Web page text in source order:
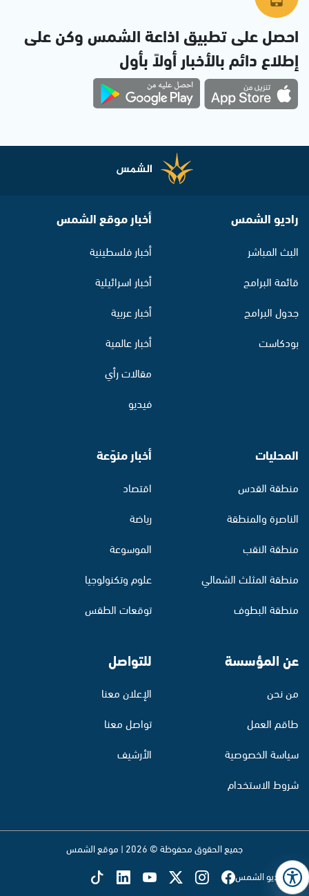
احصل على تطبيق اذاعة الشمس وكن على
إطلاع دائم بالأخبار أولاً بأول
راديو الشمس
البث المباشر
قائمة البرامج
جدول البرامج
بودكاست
أخبار موقع الشمس
أخبار فلسطينية
أخبار اسرائيلية
أخبار عربية
أخبار عالمية
مقالات رأي
فيديو
المحليات
منطقة القدس
الناصرة والمنطقة
منطقة النقب
منطقة المثلث الشمالي
منطقة البطوف
أخبار منوّعة
اقتصاد
رياضة
الموسوعة
علوم وتكنولوجيا
توقعات الطقس
عن المؤسسة
من نحن
طاقم العمل
سياسة الخصوصية
شروط الاستخدام
للتواصل
الإعلان معنا
تواصل معنا
الأرشيف
جميع الحقوق محفوظة © 2026 | موقع الشمس
تابع راديو الشمس